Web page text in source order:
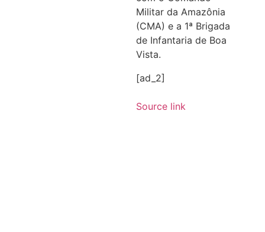
Militar da Amazônia
(CMA) e a 1ª Brigada
de Infantaria de Boa
Vista.
[ad_2]
Source link